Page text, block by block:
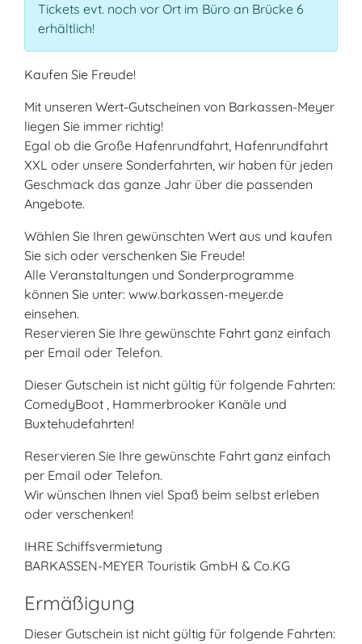
Tickets evt. noch vor Ort im Büro an Brücke 6
erhältlich!
Kaufen Sie Freude!
Mit unseren Wert-Gutscheinen von Barkassen-Meyer
liegen Sie immer richtig!
Egal ob die Große Hafenrundfahrt, Hafenrundfahrt
XXL oder unsere Sonderfahrten, wir haben für jeden
Geschmack das ganze Jahr über die passenden
Angebote.
Wählen Sie Ihren gewünschten Wert aus und kaufen
Sie sich oder verschenken Sie Freude!
Alle Veranstaltungen und Sonderprogramme
können Sie unter: www.barkassen-meyer.de
einsehen.
Reservieren Sie Ihre gewünschte Fahrt ganz einfach
per Email oder Telefon.
Dieser Gutschein ist nicht gültig für folgende Fahrten:
ComedyBoot , Hammerbrooker Kanäle und
Buxtehudefahrten!
Reservieren Sie Ihre gewünschte Fahrt ganz einfach
per Email oder Telefon.
Wir wünschen Ihnen viel Spaß beim selbst erleben
oder verschenken!
IHRE Schiffsvermietung
BARKASSEN-MEYER Touristik GmbH & Co.KG
Ermäßigung
Dieser Gutschein ist nicht gültig für folgende Fahrten: